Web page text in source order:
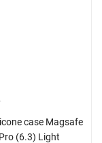
case Magsafe
(6.3) Light